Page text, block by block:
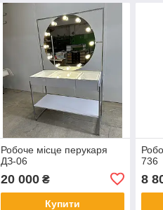
Робоче місце перукаря
ДЗ-06
20 000₴
Купити
736
8